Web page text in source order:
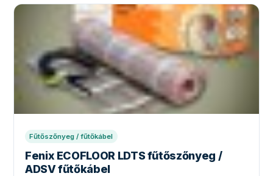
Fűtőszőnyeg / fűtőkábel
Fenix ECOFLOOR LDTS fűtőszőnyeg /
ADSV fűtőkábel